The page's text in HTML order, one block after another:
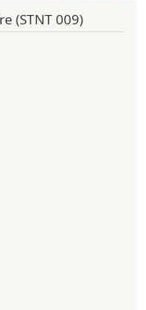
(STNT 009)